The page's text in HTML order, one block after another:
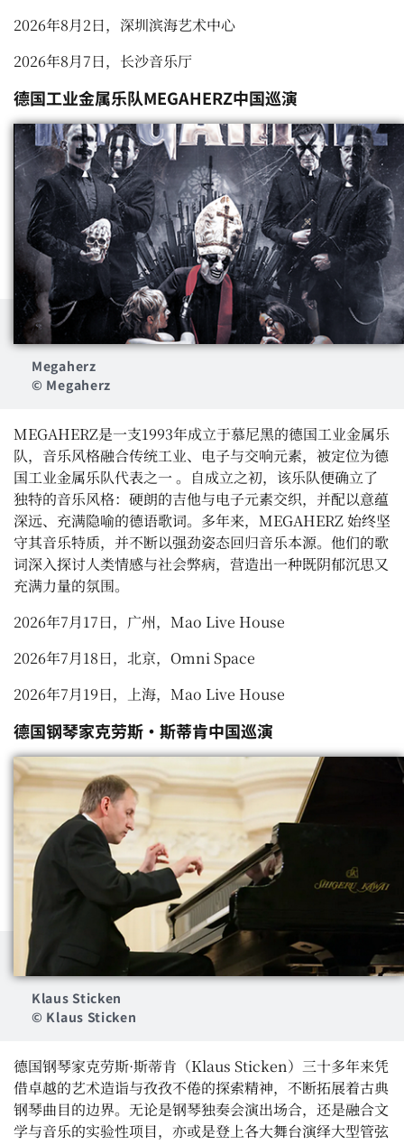
2026年8月2日，深圳滨海艺术中心
2026年8月7日，长沙音乐厅
德国工业金属乐队MEGAHERZ中国巡演
Megaherz
© Megaherz
MEGAHERZ是一支1993年成立于慕尼黑的德国工业金属乐
队，音乐风格融合传统工业、电子与交响元素，被定位为德
国工业金属乐队代表之一 。自成立之初，该乐队便确立了
独特的音乐风格：硬朗的吉他与电子元素交织，并配以意蕴
深远、充满隐喻的德语歌词。多年来， MEGAHERZ始终坚
守其音乐特质，并不断以强劲姿态回归音乐本源。他们的歌
词深入探讨人类情感与社会弊病，营造出一种既阴郁沉思又
充满力量的氛围。
2026年7月17日，广州， Mao Live House
2026年7月18日，北京， Omni Space
2026年7月19日，上海， Mao Live House
德国钢琴家克劳斯·斯蒂肯中国巡演
Klaus Sticken
© Klaus Sticken
德国钢琴家克劳斯·斯蒂肯（Klaus Sticken）三十多年来凭
借卓越的艺术造诣与孜孜不倦的探索精神，不断拓展着古典
钢琴曲目的边界。无论是钢琴独奏会演出场合，还是融合文
学与音乐的实验性项目，亦或是登上各大舞台演绎大型管弦